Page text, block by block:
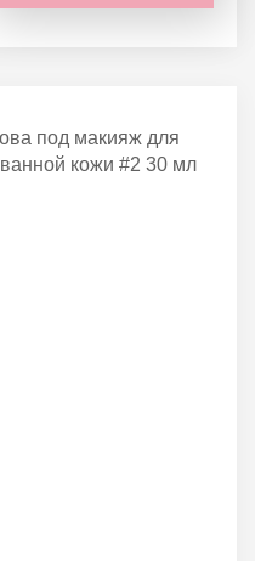
под макияж для
кожи #2 30 мл